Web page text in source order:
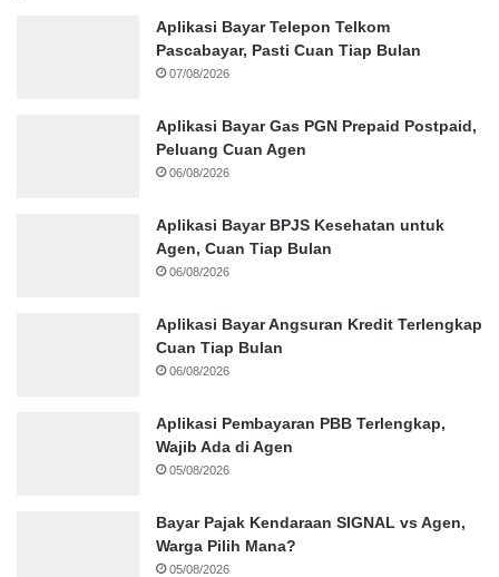
Aplikasi Bayar Telepon Telkom
Pascabayar, Pasti Cuan Tiap Bulan
07/08/2026
Aplikasi Bayar Gas PGN Prepaid Postpaid,
Peluang Cuan Agen
06/08/2026
Aplikasi Bayar BPJS Kesehatan untuk
Agen, Cuan Tiap Bulan
06/08/2026
Aplikasi Bayar Angsuran Kredit Terlengkap
Cuan Tiap Bulan
06/08/2026
Aplikasi Pembayaran PBB Terlengkap,
Wajib Ada di Agen
05/08/2026
Bayar Pajak Kendaraan SIGNAL vs Agen,
Warga Pilih Mana?
05/08/2026